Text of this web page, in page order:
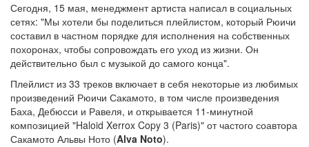
Сегодня, 15 мая, менеджмент артиста написал в социальных
сетях: "Мы хотели бы поделиться плейлистом, который Рюичи
составил в частном порядке для исполнения на собственных
похоронах, чтобы сопровождать его уход из жизни. Он
действительно был с музыкой до самого конца".
Плейлист из 33 треков включает в себя некоторые из любимых
произведений Рюичи Сакамото, в том числе произведения
Баха, Дебюсси и Равеля, и открывается 11-минутной
композицией "Haloid Xerrox Copy 3 (Paris)" от частого соавтора
Сакамото Альвы Ното (Alva Noto).